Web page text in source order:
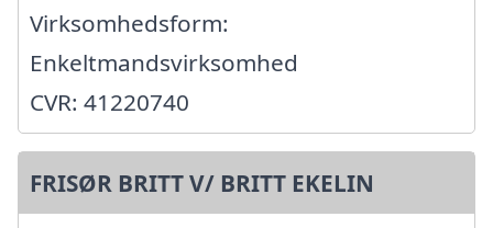
Virksomhedsform:
Enkeltmandsvirksomhed
CVR: 41220740
FRISØR BRITT V/ BRITT EKELIN